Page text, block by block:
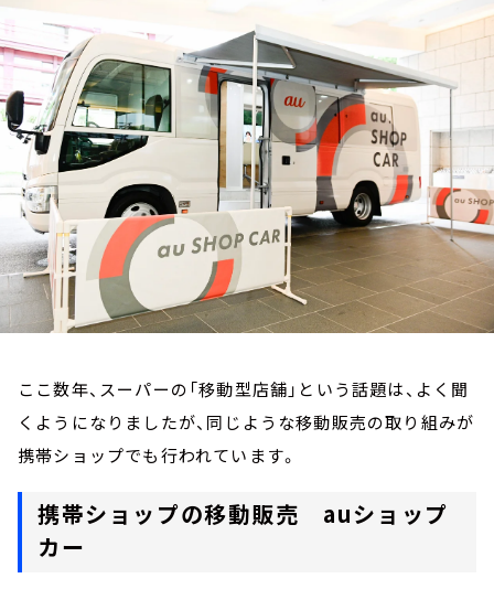
イベント・グッズ
YouTube
会社情報
ここ数年、スーパーの「移動型店舗」という話題は、よく聞
くようになりましたが、同じような移動販売の取り組みが
携帯ショップでも行われています。
携帯ショップの移動販売 auショップ
カー